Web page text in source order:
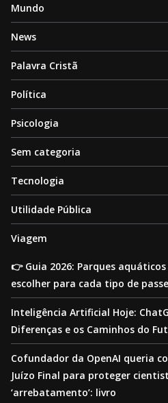
Mundo
News
Palavra Cristã
Política
Psicologia
Sem categoria
Tecnologia
Utilidade Pública
Viagem
👉 Guia 2026: Parques
escolher para cada tipo de
Inteligência Artificial Hoje:
Diferenças e os Caminhos do
Cofundador da OpenAI queria
Juízo Final para proteger
‘arrebatamento’: livro